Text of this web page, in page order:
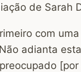
de Sarah
com
adianta